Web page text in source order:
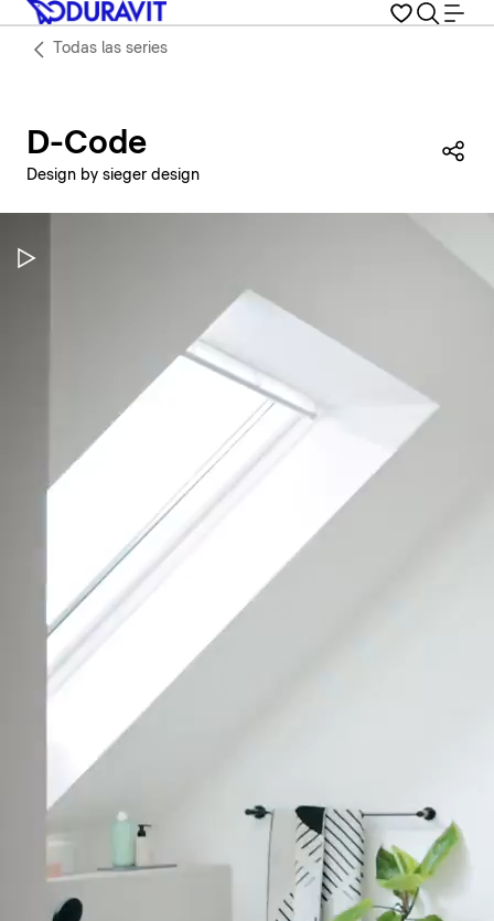
Todas las series
D-Code
Design by sieger design
Pausar vídeo